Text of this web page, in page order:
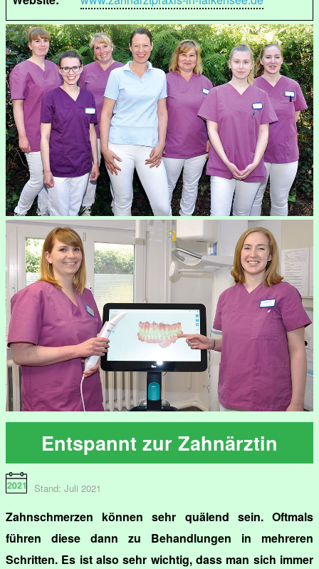
Entspannt zur Zahnärztin
Stand: Juli 2021
Zahnschmerzen können sehr quälend sein. Oftmals
führen diese dann zu Behandlungen in mehreren
Schritten. Es ist also sehr wichtig, dass man sich immer